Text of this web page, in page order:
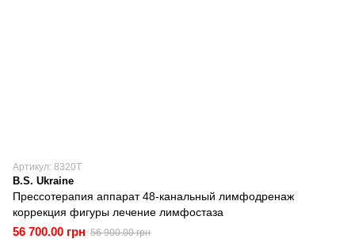
Артикул: 8320Т
B.S. Ukraine
Прессотерапия аппарат 48-канальный лимфодренаж
коррекция фигуры лечение лимфостаза
56 700.00 грн 56 900.00 грн